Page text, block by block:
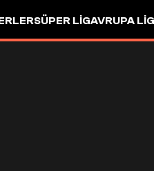
SÜPER LIGAVRUPA